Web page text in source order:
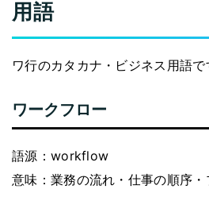
用語
ワ行のカタカナ・ビジネス用語で
ワークフロー
語源：workflow
意味：業務の流れ・仕事の順序・